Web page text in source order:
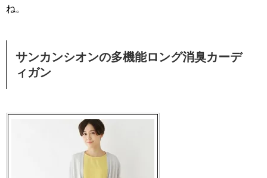
ね。
サンカンシオンの多機能ロング消臭カーデ
ィガン